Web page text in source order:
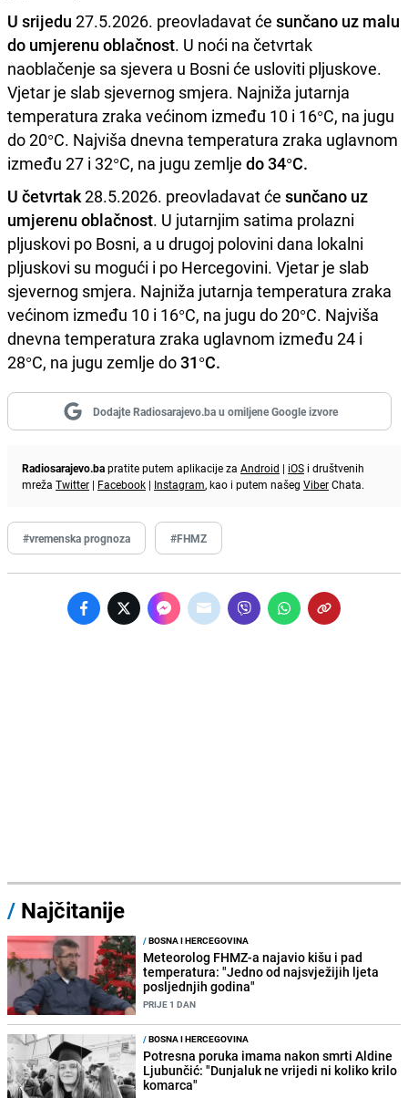
U srijedu 27.5.2026. preovladavat će sunčano uz malu
do umjerenu oblačnost. U noći na četvrtak
naoblačenje sa sjevera u Bosni će usloviti pljuskove.
Vjetar je slab sjevernog smjera. Najniža jutarnja
temperatura zraka većinom između 10 i 16°C, na jugu
do 20°C. Najviša dnevna temperatura zraka uglavnom
između 27 i 32°C, na jugu zemlje do 34°C.
U četvrtak28.5.2026. preovladavat će sunčano uz
umjerenu oblačnost. U jutarnjim satima prolazni
pljuskovi po Bosni, a u drugoj polovini dana lokalni
pljuskovi su mogući i po Hercegovini. Vjetar je slab
sjevernog smjera. Najniža jutarnja temperatura zraka
većinom između 10 i 16°C, na jugu do 20°C. Najviša
dnevna temperatura zraka uglavnom između 24 i
28°C, na jugu zemlje do31°C.
Dodajte Radiosarajevo.ba u omiljene Google izvore
Radiosarajevo.bapratite putem aplikacije za Android | iOS i društvenih
mreža Twitter | Facebook | Instagram, kao i putem našeg ViberChata.
#vremenska prognoza #FHMZ
/ Najčitanije
/BOSNA I HERCEGOVINA
Meteorolog FHMZ-a najavio kišu i pad
temperatura: "Jedno od najsvježijih ljeta
posljednjih godina"
PRIJE 1 DAN
/BOSNA I HERCEGOVINA
Potresna poruka imama nakon smrti Aldine
Ljubunčić: "Dunjaluk ne vrijedi ni koliko krilo
komarca"